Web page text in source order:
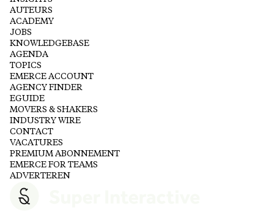
AUTEURS
ACADEMY
JOBS
KNOWLEDGEBASE
AGENDA
TOPICS
EMERCE ACCOUNT
AGENCY FINDER
EGUIDE
MOVERS & SHAKERS
INDUSTRY WIRE
CONTACT
VACATURES
PREMIUM ABONNEMENT
EMERCE FOR TEAMS
ADVERTEREN